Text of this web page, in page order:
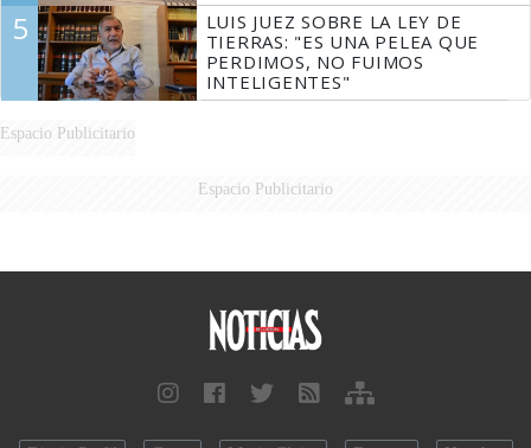
5
LUIS JUEZ SOBRE LA LEY DE
TIERRAS: "ES UNA PELEA QUE
PERDIMOS, NO FUIMOS
INTELIGENTES"
Espacio Publicitario
Espacio Publicitario